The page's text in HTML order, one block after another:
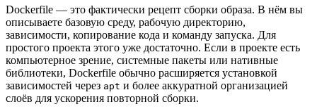
Dockerfile — это фактически рецепт сборки образа. В нём вы
описываете базовую среду, рабочую директорию,
зависимости, копирование кода и команду запуска. Для
простого проекта этого уже достаточно. Если в проекте есть
компьютерное зрение, системные пакеты или нативные
библиотеки, Dockerfile обычно расширяется установкой
зависимостей через apt и более аккуратной организацией
слоёв для ускорения повторной сборки.